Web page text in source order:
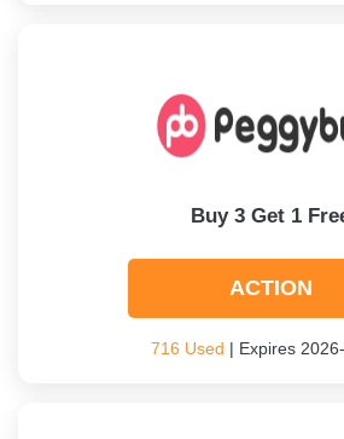
Buy 3 Get 1
ACTION
716 Used | Expires